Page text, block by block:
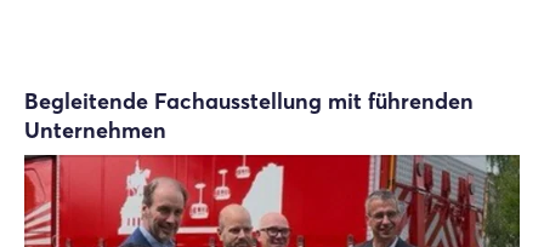
Begleitende Fachausstellung mit führenden
Unternehmen